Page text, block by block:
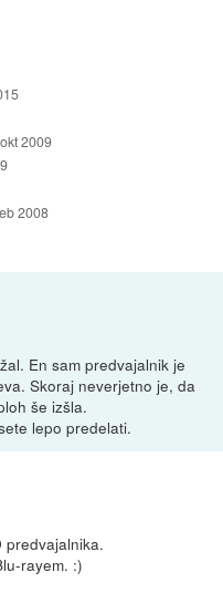
2009
2008
En sam predvajalnik je
Skoraj neverjetno je, da
še izšla.
lepo predelati.
predvajalnika.
rayem. :)